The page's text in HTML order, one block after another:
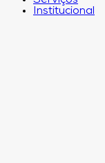
Institucional